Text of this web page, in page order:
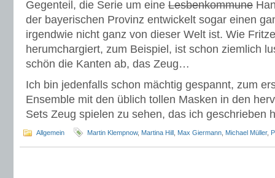
Gegenteil, die Serie um eine Lesbenkommune
der bayerischen Provinz entwickelt sogar einen
irgendwie nicht ganz von dieser Welt ist. Wie
herumchargiert, zum Beispiel, ist schon ziemlich
schön die Kanten ab, das Zeug…
Ich bin jedenfalls schon mächtig gespannt, zum
Ensemble mit den üblich tollen Masken in den
Sets Zeug spielen zu sehen, das ich geschrieben
Allgemein Martin Klempnow, Martina Hill Max Giermann Michael Müller,